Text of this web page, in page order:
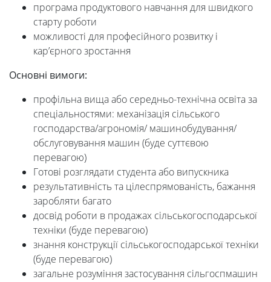
Студенту
Ресурси
та
сервіси
Науковий
ліцей
програма продуктового навчання для швидкого
старту роботи
можливості для професійного розвитку і
кар’єрного зростання
Основні вимоги:
профільна вища або середньо-технічна освіта за
спеціальностями: механізація сільського
господарства/агрономія/ машинобудування/
обслуговування машин (буде суттєвою
перевагою)
Готові розглядати студента або випускника
результативність та цілеспрямованість, бажання
заробляти багато
досвід роботи в продажах сільськогосподарської
техніки (буде перевагою)
знання конструкції сільськогосподарської техніки
(буде перевагою)
загальне розуміння застосування сільгоспмашин